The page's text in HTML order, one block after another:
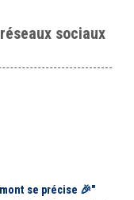
sociaux
se précise 🎉"